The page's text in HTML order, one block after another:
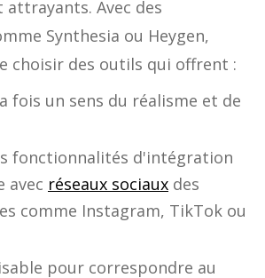
Avec des
Synthesia ou Heygen,
choisir des outils qui offrent :
fois un sens du réalisme et de
fonctionnalités d'intégration
avec réseaux sociaux des
comme Instagram, TikTok ou
pour correspondre au